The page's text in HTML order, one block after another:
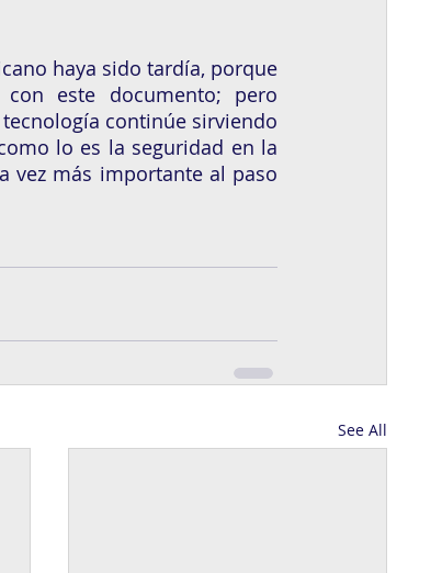
haya sido tardía, porque
este documento; pero
continúe sirviendo
lo es la seguridad en la
vez más importante al paso
See All